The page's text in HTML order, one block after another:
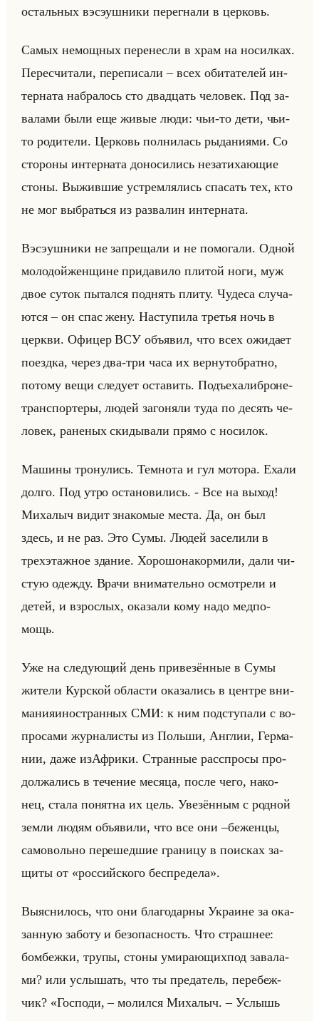
остальных вэ­сэуш­ни­ки пе­ре­гна­ли в цер­ковь.
Самых немощ­ных пе­ре­нес­ли в храм на но­сил­ках.
Пе­ре­счи­та­ли, пе­ре­пи­са­ли – всех оби­та­те­лей ин­
тер­на­та на­бра­лось сто два­дцать че­ло­век. Под за­
ва­ла­ми были еще живые люди: чьи-то дети, чьи-
то ро­ди­те­ли. Цер­ковь пол­ни­лась ры­да­ни­ями. Со
сто­ро­ны ин­тер­на­та до­но­си­лись неза­ти­ха­ющие
стоны. Вы­жив­шие устрем­ля­лись спа­сать тех, кто
не мог вы­браться из раз­ва­лин ин­тер­на­та.
Вэ­сэуш­ни­ки не за­пре­ща­ли и не по­мо­га­ли. Одной
мо­ло­дойжен­щине при­да­ви­ло пли­той ноги, муж
двое суток пы­тал­ся под­нять плиту. Чу­де­са слу­ча­
ют­ся – он спас жену. На­сту­пи­ла тре­тья ночь в
церк­ви. Офи­цер ВСУ объявил, что всех ожи­да­ет
по­езд­ка, через два-три часа их вер­ну­тоб­рат­но,
по­то­му вещи сле­ду­ет оста­вить. Подъе­ха­либ­ро­не­
транс­пор­те­ры, людей за­го­ня­ли туда по де­сять че­
ло­век, ра­не­ных ски­ды­ва­ли прямо с но­си­лок.
Ма­ши­ны тро­ну­лись. Тем­но­та и гул мо­то­ра. Ехали
долго. Под утро оста­но­ви­лись. - Все на выход!
Ми­ха­лыч видит зна­ко­мые места. Да, он был
здесь, и не раз. Это Сумы. Людей за­се­ли­ли в
трех­этаж­ное зда­ние. Хо­ро­шо­на­кор­ми­ли, дали чи­
стую одеж­ду. Врачи вни­ма­тельно осмот­ре­ли и
детей, и взрос­лых, ока­за­ли кому надо мед­по­
мощь.
Уже на сле­ду­ющий день при­ве­зён­ные в Сумы
жи­те­ли Кур­ской об­ла­сти ока­за­лись в цен­тре вни­
ма­ни­яи­но­стран­ных СМИ: к ним под­сту­па­ли с во­
про­са­ми жур­на­ли­сты из Польши, Ан­глии, Гер­ма­
нии, даже изА­фри­ки. Стран­ные рас­спро­сы про­
дол­жа­лись в те­че­ние ме­ся­ца, после чего, на­ко­
нец, стала по­нят­на их цель. Уве­зён­ным с род­ной
земли людям объяви­ли, что все они –бе­жен­цы,
са­мо­вольно пе­ре­шед­шие гра­ни­цу в по­ис­ках за­
щи­ты от «российского беспредела».
Вы­яс­ни­лось, что они бла­го­дар­ны Укра­ине за ока­
зан­ную за­бо­ту и без­опас­ность. Что страш­нее:
бом­беж­ки, трупы, стоны уми­ра­ющих­под за­ва­ла­
ми? или услы­шать, что ты пре­да­тель, пе­ре­беж­
чик? «Господи, – молился Михалыч. – Услышь